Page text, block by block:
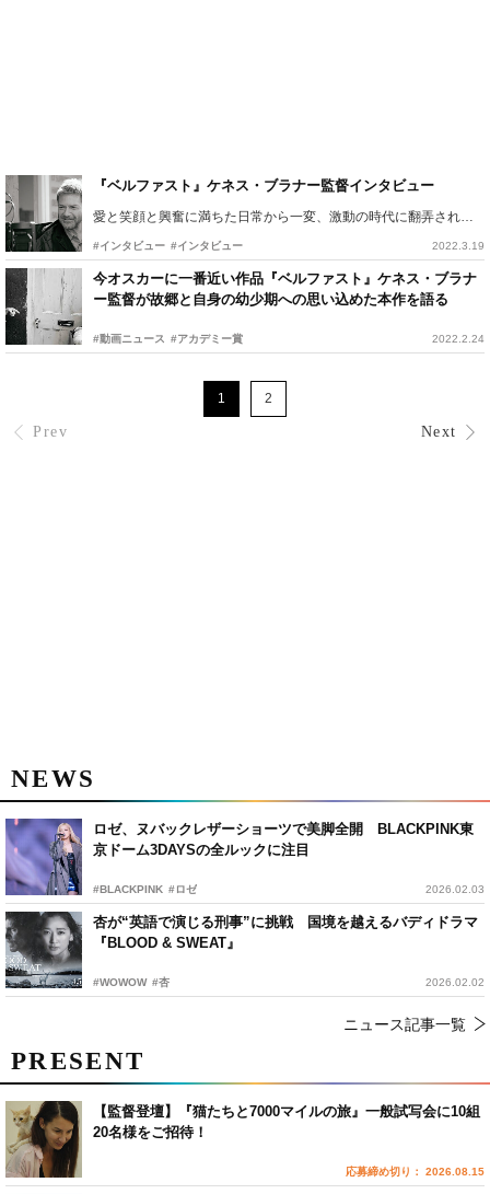
『ベルファスト』ケネス・ブラナー監督インタビュー
#インタビュー #インタビュー 2022.3.19
今オスカーに一番近い作品『ベルファスト』ケネス・ブラナ
ー監督が故郷と自身の幼少期への思い込めた本作を語る
#動画ニュース #アカデミー賞 2022.2.24
Prev
1 2
Next
NEWS
ロゼ、ヌバックレザーショーツで美脚全開 BLACKPINK東
京ドーム3DAYSの全ルックに注目
#BLACKPINK #ロゼ 2026.02.03
杏が“英語で演じる刑事”に挑戦 国境を越えるバディドラマ
『BLOOD & SWEAT』
#WOWOW #杏 2026.02.02
ニュース記事一覧
PRESENT
【監督登壇】『猫たちと7000マイルの旅』一般試写会に10組
20名様をご招待！
応募締め切り： 2026.08.15